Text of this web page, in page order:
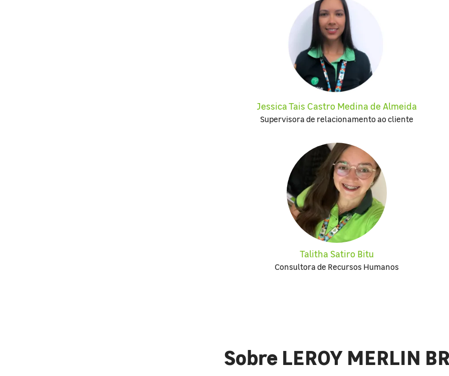
Jessica Tais Castro Medina de Almeida
Supervisora de relacionamento ao cliente
Talitha Satiro Bitu
Consultora de Recursos Humanos
Sobre LEROY MERLIN